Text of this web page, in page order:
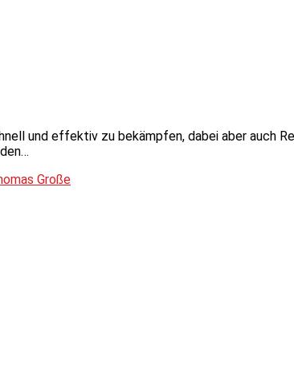
und effektiv zu bekämpfen, dabei aber auch
Große